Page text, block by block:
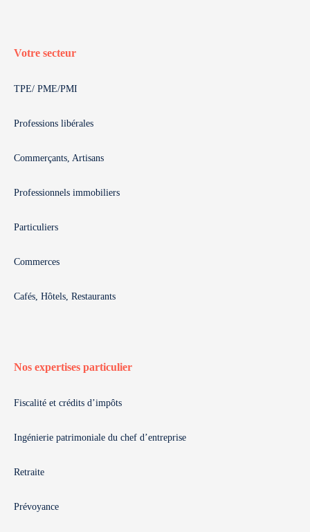
Votre secteur
TPE/ PME/PMI
Professions libérales
Commerçants, Artisans
Professionnels immobiliers
Particuliers
Commerces
Cafés, Hôtels, Restaurants
Nos expertises particulier
Fiscalité et crédits d’impôts
Ingénierie patrimoniale du chef d’entreprise
Retraite
Prévoyance